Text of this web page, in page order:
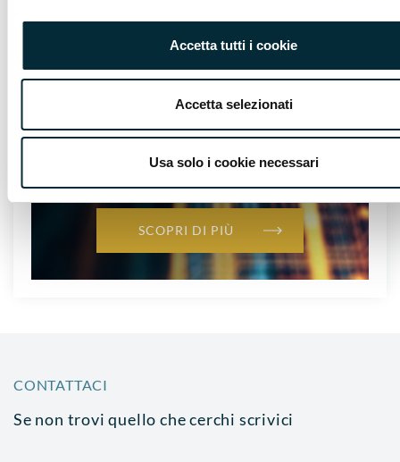
Accetta tutti i cookie
Accetta selezionati
Usa solo i cookie necessari
Assoservizi Legnano insieme all’Istituto
gratuito post diploma IFTS - Specializzazione
Tecnica Superiore - Smart Mechatronic
SCOPRI DI PIÙ
CONTATTACI
Se non trovi quello che cerchi scrivici